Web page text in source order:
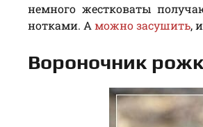
немного жестковаты
нотками. А можно засушить,
Вороночник